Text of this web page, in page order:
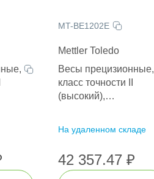
MT-BE1202E
Mettler Toledo
Весы прецизионные,
класс точности II
(высокий),
На удаленном складе
42 357.47 ₽